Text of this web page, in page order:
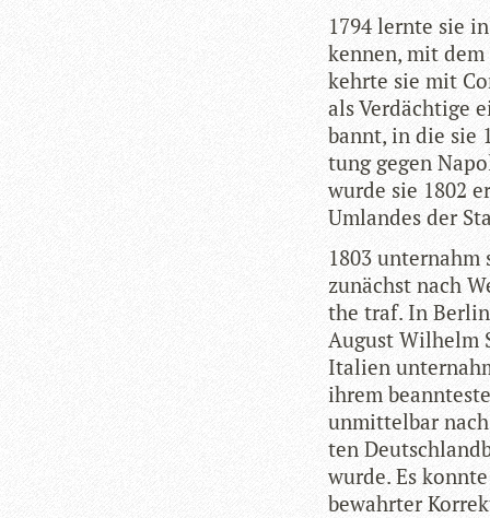
1794 lernte sie
ken­nen, mit
kehrte sie mit
als Ver­däch­tige
bannt, in die sie
tung gegen
wurde sie 1802
Umlan­des der
1803 unter­nahm
zunächst nach
the traf. In
August Wil­helm
Ita­lien
ihrem
unmit­tel­bar
ten
wurde. Es
be­wahr­ter